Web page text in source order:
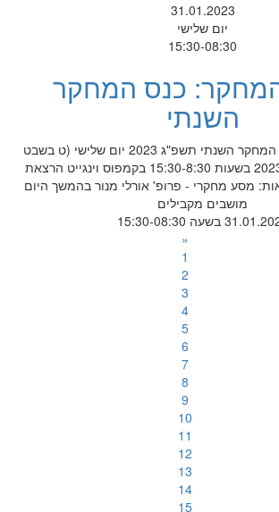
31.01.2023
יום שלישי
15:30-08:30
כנס המחקר
השנתי
Save the Date כנס המחקר השנתי תשפ"ג 2023 יום שלישי (ט בשבט
תשפ"ג) 31 בינואר 2023 בשעות 15:30-8:30 בקמפוס וינגייט הרצאת
מסע מחקרי - פרופ' אורלי מנור בהמשך היום
מושבים מקבילים
בשעה 15:30-08:30
«
1
2
3
4
5
6
7
8
9
10
11
12
13
14
15